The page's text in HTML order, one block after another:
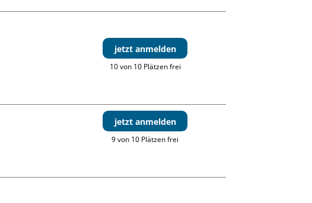
jetzt anmelden
10 von 10 Plätzen frei
jetzt anmelden
9 von 10 Plätzen frei